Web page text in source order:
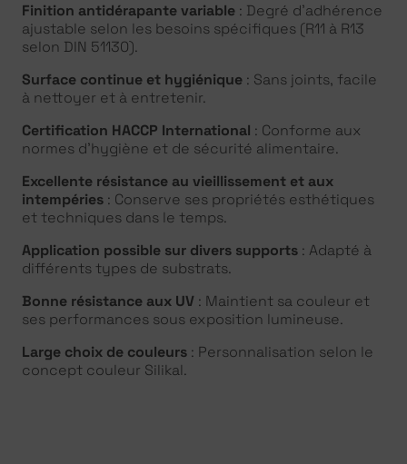
Finition antidérapante variable : Degré d’adhérence
ajustable selon les besoins spécifiques (R11 à R13
selon DIN 51130).
Surface continue et hygiénique : Sans joints, facile
à nettoyer et à entretenir.
Certification HACCP International : Conforme aux
normes d’hygiène et de sécurité alimentaire.
Excellente résistance au vieillissement et aux
intempéries : Conserve ses propriétés esthétiques
et techniques dans le temps.
Application possible sur divers supports : Adapté à
différents types de substrats.
Bonne résistance aux UV : Maintient sa couleur et
ses performances sous exposition lumineuse.
Large choix de couleurs : Personnalisation selon le
concept couleur Silikal.